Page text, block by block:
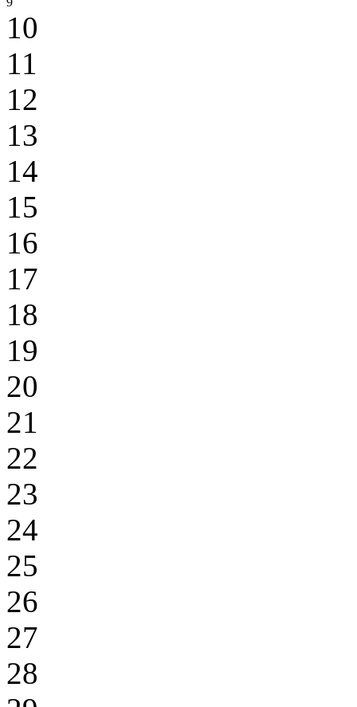
10
11
12
13
14
15
16
17
18
19
20
21
22
23
24
25
26
27
28